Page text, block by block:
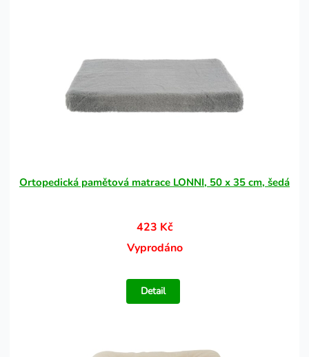
Ortopedická pamětová matrace LONNI, 50 x 35 cm, šedá
423 Kč
Vyprodáno
Detail